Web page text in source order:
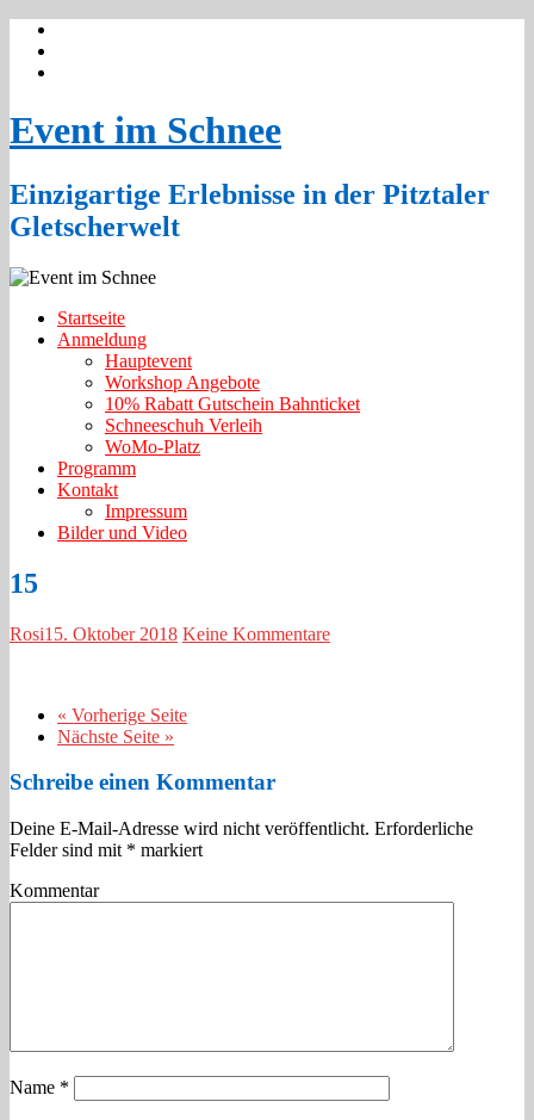
Event im Schnee
Einzigartige Erlebnisse in der Pitztaler
Gletscherwelt
Startseite
Anmeldung
Hauptevent
Workshop Angebote
10% Rabatt Gutschein Bahnticket
Schneeschuh Verleih
WoMo-Platz
Programm
Kontakt
Impressum
Bilder und Video
15
Rosi15. Oktober 2018 Keine Kommentare
« Vorherige Seite
Nächste Seite »
Schreibe einen Kommentar
Deine E-Mail-Adresse wird nicht veröffentlicht. Erforderliche
Felder sind mit * markiert
Kommentar
Name *